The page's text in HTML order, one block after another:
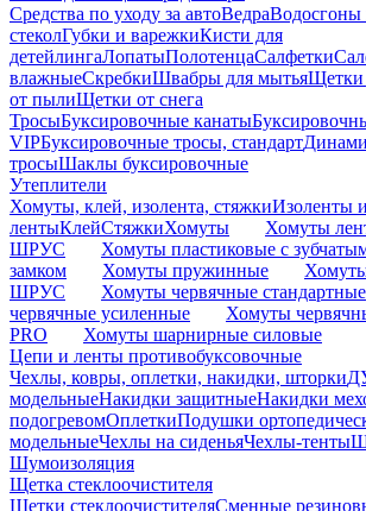
Средства по уходу за автоВедраВодосгоны
стеколГубки и варежкиКисти для
детейлингаЛопатыПолотенцаСалфетки
влажныеСкребкиШвабры для мытьяЩетки
от пылиЩетки от снега
ТросыБуксировочные канаты
VIPБуксировочные тросы, стандарт
тросыШаклы буксировочные
Утеплители
Хомуты, клей, изолента, стяжкиИзоленты
лентыКлейСтяжкиХомуты
Хомуты
ШРУС
Хомуты пластиковые с
замком
Хомуты пружинные
ШРУС
Хомуты червячные стандартные
червячные усиленные
Хомуты
PRO
Хомуты шарнирные силовые
Цепи и ленты противобуксовочные
Чехлы, ковры, оплетки, накидки, шторки
модельныеНакидки защитныеНакидки
подогревомОплеткиПодушки
модельныеЧехлы на сиденьяЧехлы-тенты
Шумоизоляция
Щетка стеклоочистителя
Щетки стеклоочистителяСменные